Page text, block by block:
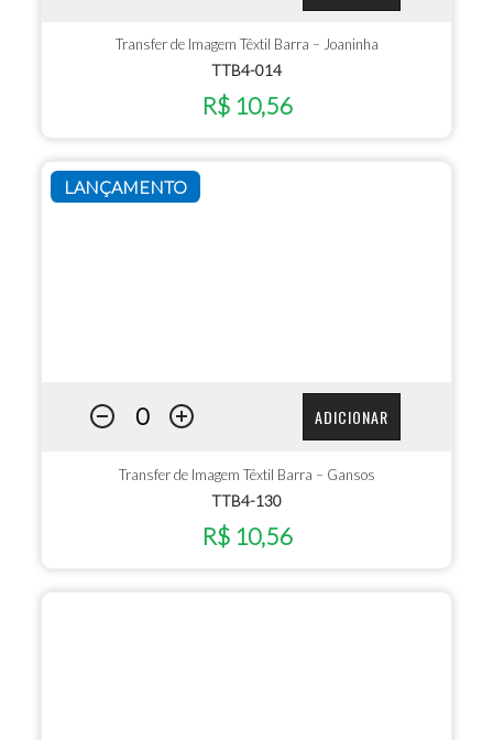
Transfer de Imagem Têxtil Barra – Joaninha
TTB4-014
R$ 10,56
LANÇAMENTO
ADICIONAR
Transfer de Imagem Têxtil Barra – Gansos
TTB4-130
R$ 10,56